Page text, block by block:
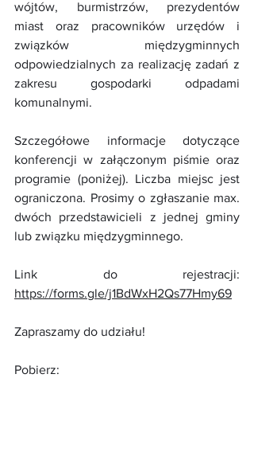
wójtów, burmistrzów, prezydentów
miast oraz pracowników urzędów i
związków międzygminnych
odpowiedzialnych za realizację zadań z
zakresu gospodarki odpadami
komunalnymi.
Szczegółowe informacje dotyczące
konferencji w załączonym piśmie oraz
programie (poniżej). Liczba miejsc jest
ograniczona. Prosimy o zgłaszanie max.
dwóch przedstawicieli z jednej gminy
lub związku międzygminnego.
https://forms.gle/j1BdWxH2Qs77Hmy69
Zapraszamy do udziału!
Pobierz: